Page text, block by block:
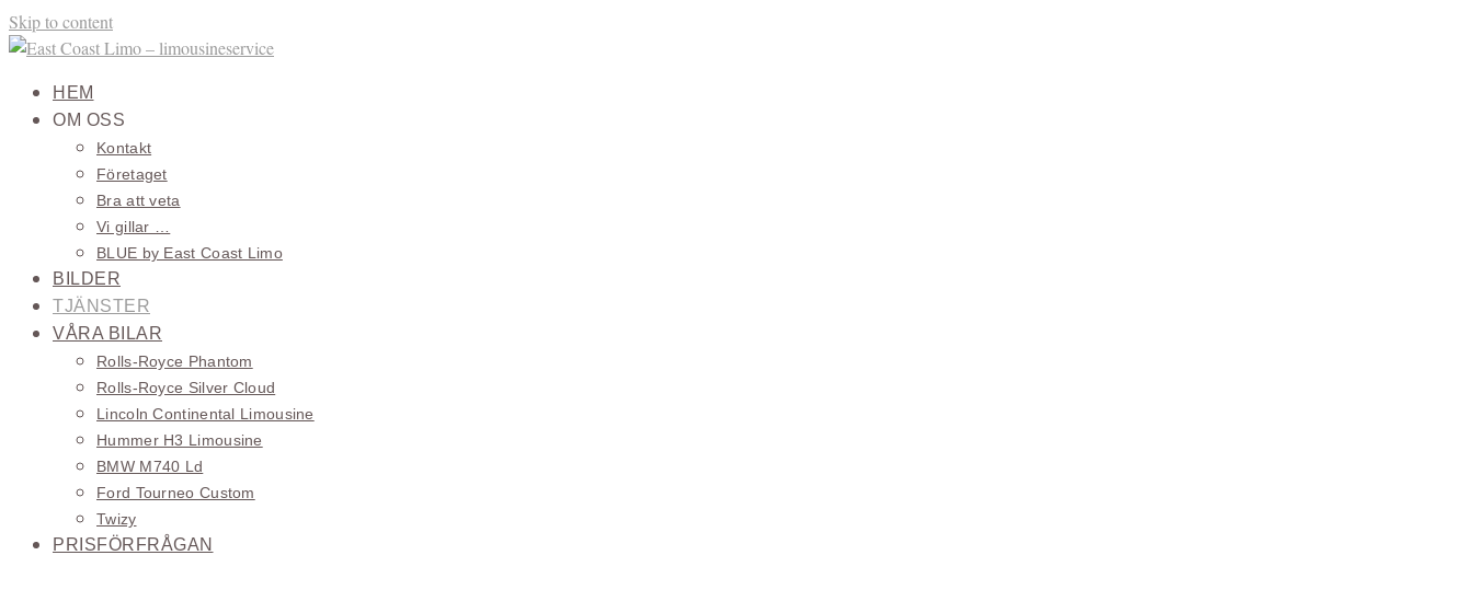
Skip to content
HEM
OM OSS
Kontakt
Företaget
Bra att veta
Vi gillar …
BLUE by East Coast Limo
BILDER
TJÄNSTER
VÅRA BILAR
Rolls-Royce Phantom
Rolls-Royce Silver Cloud
Lincoln Continental Limousine
Hummer H3 Limousine
BMW M740 Ld
Ford Tourneo Custom
Twizy
PRISFÖRFRÅGAN